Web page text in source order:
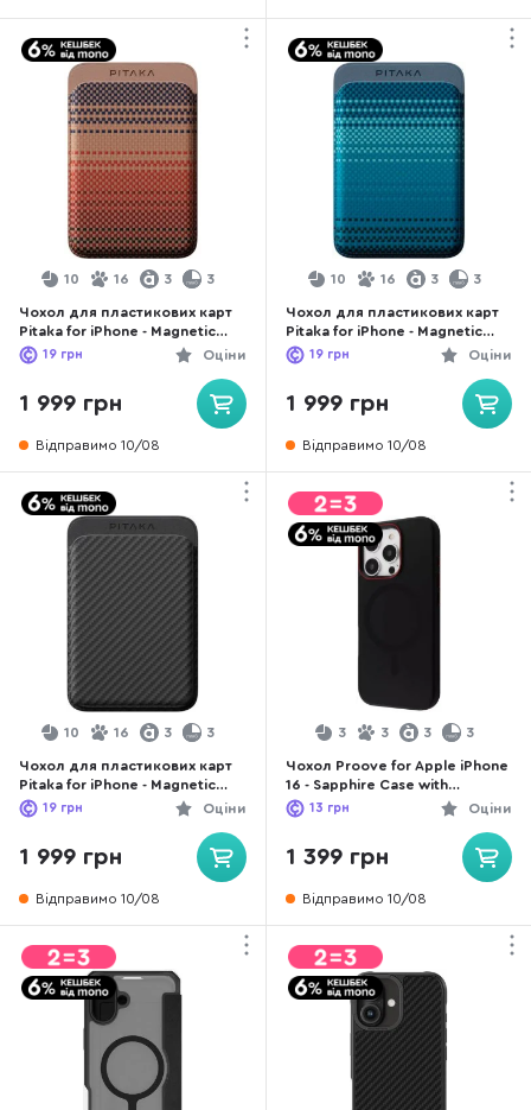
10 16 3 3
Чохол для пластикових карт
Pitaka for iPhone - Magnetic
Woven Sunset (MWW2402)Оціни
19 грн
1 999 грн
Відправимо 10/08
10 16 3 3
Чохол для пластикових карт
Pitaka for iPhone - Magnetic
Woven Moonrise (MWW2403)
Оціни
19 грн
1 999 грн
Відправимо 10/08
10 16 3 3
Чохол для пластикових карт
Pitaka for iPhone - Magnetic
Woven Black/Grey (MWW2401)
Оціни
19 грн
1 999 грн
Відправимо 10/08
3 3 3 3
Чохол Proove for Apple iPhone
16 - Sapphire Case with
Magnetic Ring Black Titanium
(PCSAIP160036)
Оціни
13 грн
1 399 грн
Відправимо 10/08